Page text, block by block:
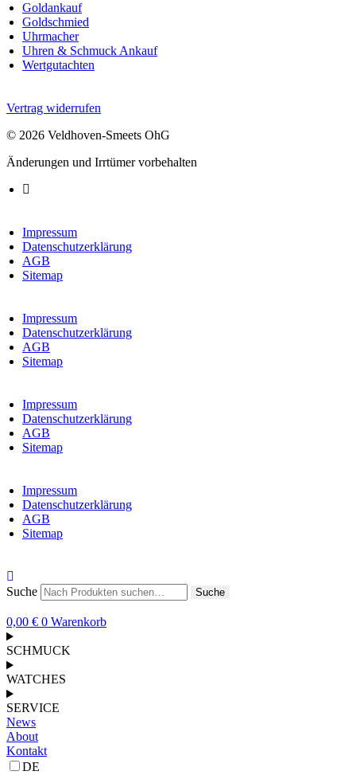
Goldankauf
Goldschmied
Uhrmacher
Uhren & Schmuck Ankauf
Wertgutachten
Vertrag widerrufen
© 2026 Veldhoven-Smeets OhG
Änderungen und Irrtümer vorbehalten
Impressum
Datenschutzerklärung
AGB
Sitemap
Impressum
Datenschutzerklärung
AGB
Sitemap
Impressum
Datenschutzerklärung
AGB
Sitemap
Impressum
Datenschutzerklärung
AGB
Sitemap
Suche Suche
0,00 € 0 Warenkorb
SCHMUCK
WATCHES
SERVICE
News
About
Kontakt
DE